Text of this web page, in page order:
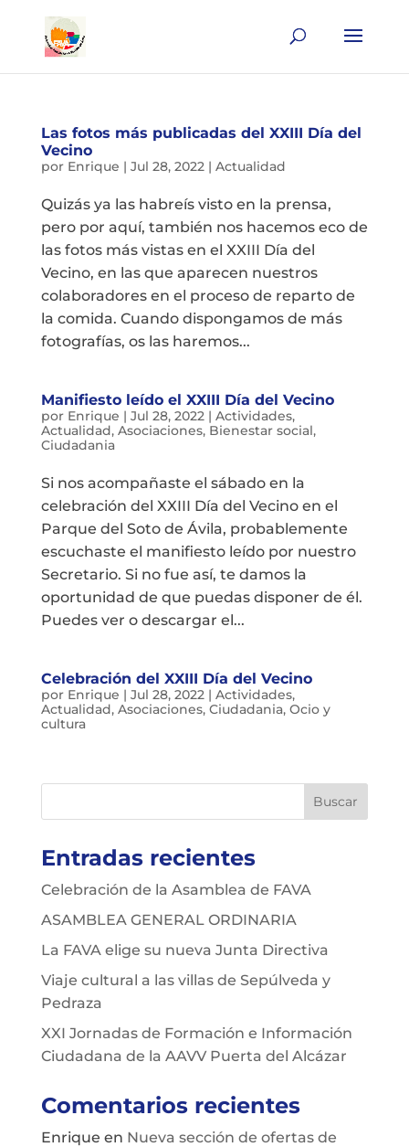
Las fotos más publicadas del XXIII Día del
Vecino
por Enrique | Jul 28, 2022| Actualidad
Quizás ya las habreís visto en la prensa,
pero por aquí, también nos hacemos eco de
las fotos más vistas en el XXIII Día del
Vecino, en las que aparecen nuestros
colaboradores en el proceso de reparto de
la comida. Cuando dispongamos de más
fotografías, os las haremos...
Manifiesto leído el XXIII Día del Vecino
por Enrique | Jul 28, 2022| Actividades,
Actualidad, Asociaciones, Bienestar social,
Ciudadania
Si nos acompañaste el sábado en la
celebración del XXIII Día del Vecino en el
Parque del Soto de Ávila, probablemente
escuchaste el manifiesto leído por nuestro
Secretario. Si no fue así, te damos la
oportunidad de que puedas disponer de él.
Puedes ver o descargar el...
Celebración del XXIII Día del Vecino
por Enrique | Jul 28, 2022| Actividades,
Actualidad, Asociaciones, Ciudadania, Ocio y
cultura
Entradas recientes
Celebración de la Asamblea de FAVA
ASAMBLEA GENERAL ORDINARIA
La FAVA elige su nueva Junta Directiva
Viaje cultural a las villas de Sepúlveda y
Pedraza
XXI Jornadas de Formación e Información
Ciudadana de la AAVV Puerta del Alcázar
Comentarios recientes
Enrique en Nueva sección de ofertas de